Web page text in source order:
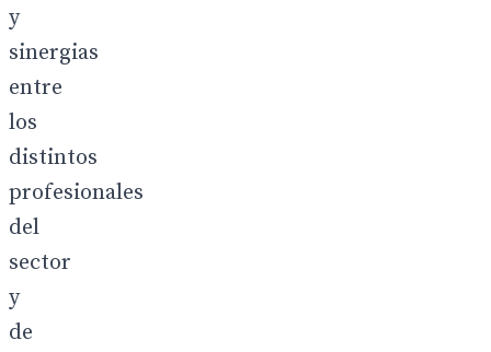
y
sinergias
entre
los
distintos
profesionales
del
sector
y
de